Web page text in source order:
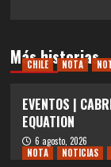
Más historias
CHILE NOTA
EVENTOS |
EQUATION
6 agosto, 2026
NOTA
NOTICIAS